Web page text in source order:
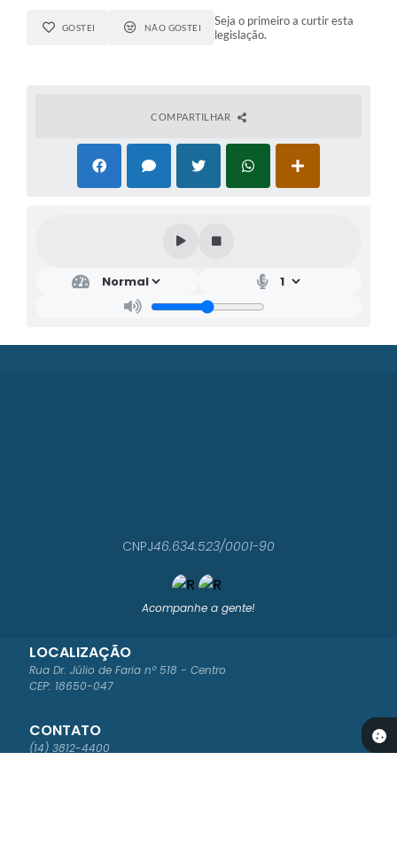
GOSTEI NÃO GOSTEI
Seja o primeiro a curtir esta
legislação.
COMPARTILHAR
Acompanhe a gente!
LOCALIZAÇÃO
Rua Dr. Júlio de Faria nº 518 - Centro
CEP: 18650-047
CONTATO
(14) 3812-4400
CNPJ46.634.523/0001-90